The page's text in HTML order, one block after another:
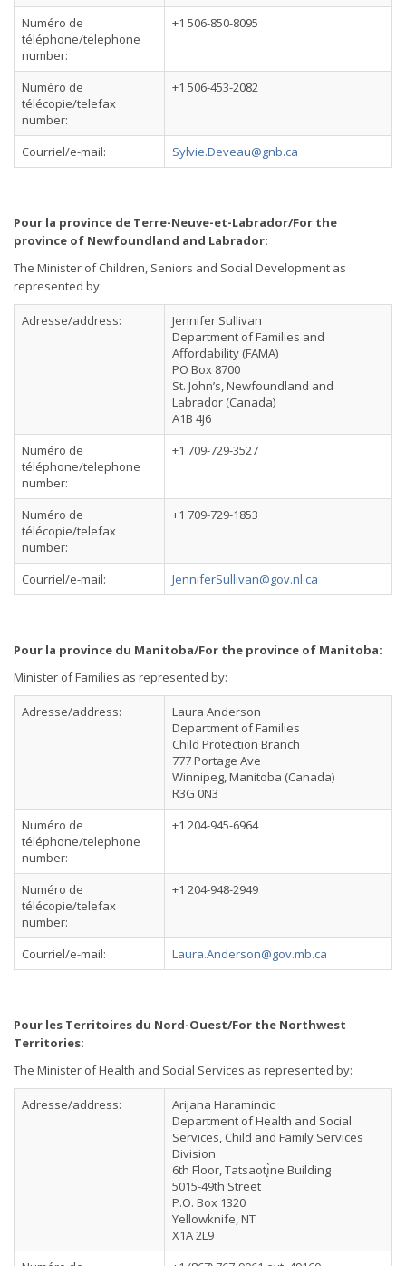
Numéro de
téléphone/telephone
number:
+1 506-850-8095
Numéro de
télécopie/telefax
number:
+1 506-453-2082
Courriel/e-mail: Sylvie.Deveau@gnb.ca
Pour la province de Terre-Neuve-et-Labrador/For the
province of Newfoundland and Labrador:
The Minister of Children, Seniors and Social Development as
represented by:
Adresse/address:
Jennifer Sullivan
Department of Families and
Affordability (FAMA)
PO Box 8700
St. John’s, Newfoundland and
Labrador (Canada)
A1B 4J6
Numéro de
téléphone/telephone
number:
+1 709-729-3527
Numéro de
télécopie/telefax
number:
+1 709-729-1853
Courriel/e-mail: JenniferSullivan@gov.nl.ca
Pour la province du Manitoba/For the province of Manitoba:
Minister of Families as represented by:
Adresse/address:
Laura Anderson
Department of Families
Child Protection Branch
777 Portage Ave
Winnipeg, Manitoba (Canada)
R3G 0N3
Numéro de
téléphone/telephone
number:
+1 204-945-6964
Numéro de
télécopie/telefax
number:
+1 204-948-2949
Courriel/e-mail: Laura.Anderson@gov.mb.ca
Pour les Territoires du Nord-Ouest/For the Northwest
Territories:
The Minister of Health and Social Services as represented by:
Adresse/address:
Arijana Haramincic
Department of Health and Social
Services, Child and Family Services
Division
6th Floor, Tatsaotı̨̀ne Building
5015-49th Street
P.O. Box 1320
Yellowknife, NT
X1A 2L9